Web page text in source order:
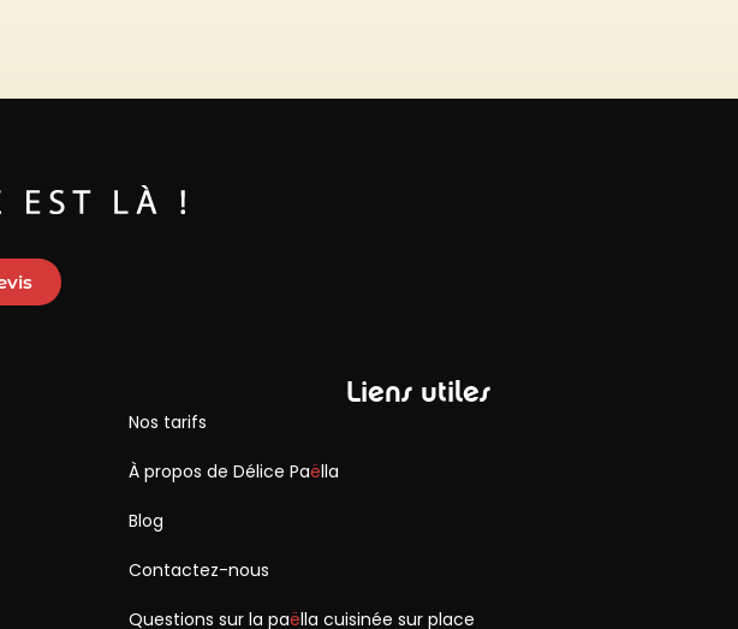
Liens utiles
Nos tarifs
À propos de Délice Paëlla
Blog
Contactez-nous
Questions sur la paëlla cuisinée sur place